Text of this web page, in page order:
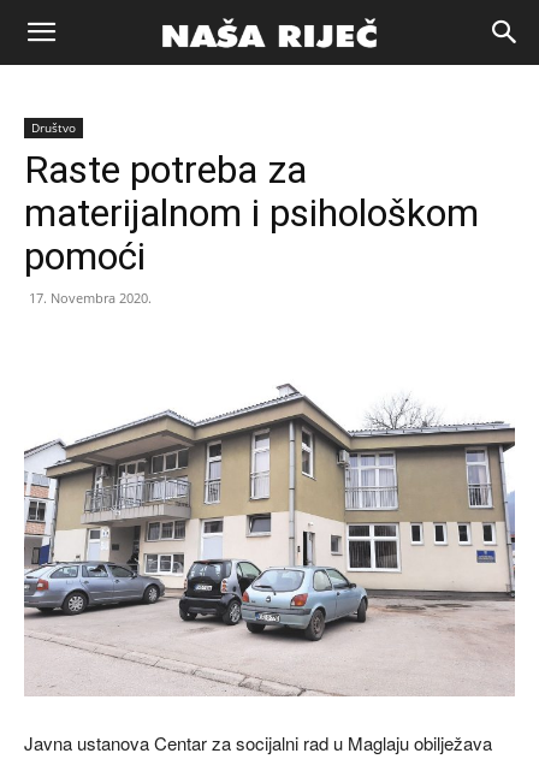
Naša
riječ
Društvo
Raste potreba za
materijalnom i psihološkom
pomoći
17. Novembra 2020.
Javna ustanova Centar za socijalni rad u Maglaju obilježava